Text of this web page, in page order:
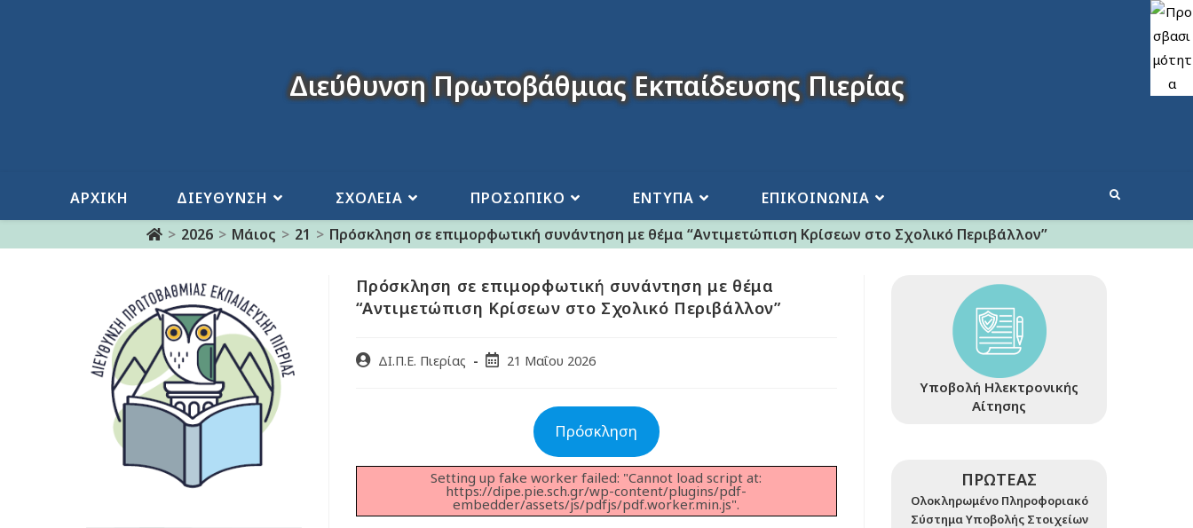
Διεύθυνση Πρωτοβάθμιας Εκπαίδευσης Πιερίας
ΑΡΧΙΚΗ ΔΙΕΥΘΥΝΣΗ ΣΧΟΛΕΙΑ ΠΡΟΣΩΠΙΚΟ ΕΝΤΥΠΑ
ΕΠΙΚΟΙΝΩΝΙΑ
> 2026 > Μάιος > 21 > Πρόσκληση σε επιμορφωτική συνάντηση με θέμα “Αντιμετώπιση Κρίσεων στο Σχολικό Περιβάλλον”
Πρόσκληση σε επιμορφωτική συνάντηση με θέμα
“Αντιμετώπιση Κρίσεων στο Σχολικό Περιβάλλον”
ΔΙ.Π.Ε. Πιερίας 21 Μαΐου 2026
Πρόσκληση
Setting up fake worker failed: "Cannot load script at:
https://dipe.pie.sch.gr/wp-content/plugins/pdf-
embedder/assets/js/pdfjs/pdf.worker.min.js".
Υποβολή Ηλεκτρονικής
Αίτησης
ΠΡΩΤΕΑΣ
Ολοκληρωμένο Πληροφοριακό
Σύστημα Υποβολής Στοιχείων